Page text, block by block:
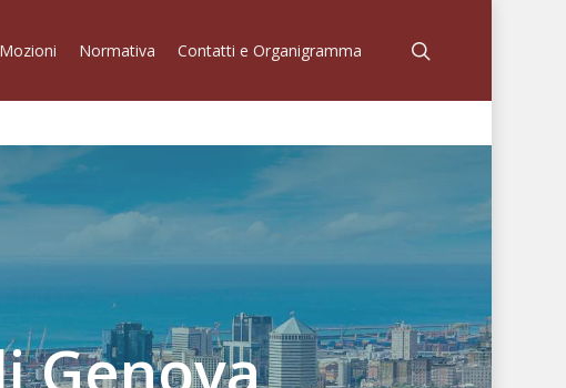
Normativa Contatti e Organigramma